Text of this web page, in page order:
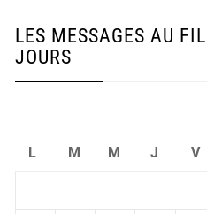
LES MESSAGES AU
JOURS
L M M J V